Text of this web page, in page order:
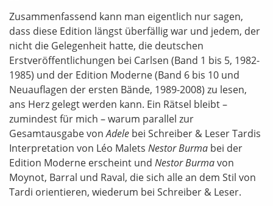
Zusammenfassend kann man eigentlich nur sagen,
dass diese Edition längst überfällig war und jedem, der
nicht die Gelegenheit hatte, die deutschen
Erstveröffentlichungen bei Carlsen (Band 1 bis 5, 1982-
1985) und der Edition Moderne (Band 6 bis 10 und
Neuauflagen der ersten Bände, 1989-2008) zu lesen,
ans Herz gelegt werden kann. Ein Rätsel bleibt –
zumindest für mich – warum parallel zur
Gesamtausgabe vonAdele bei Schreiber & Leser Tardis
Interpretation von Léo Malets Nestor Burma bei der
Edition Moderne erscheint und Nestor Burmavon
Moynot, Barral und Raval, die sich alle an dem Stil von
Tardi orientieren, wiederum bei Schreiber & Leser.